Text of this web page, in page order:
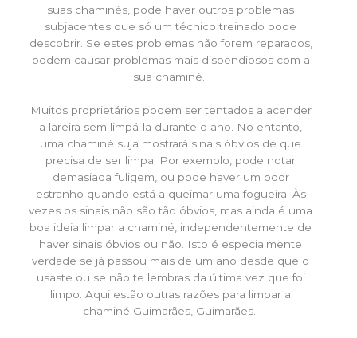
suas chaminés, pode haver outros problemas
subjacentes que só um técnico treinado pode
descobrir. Se estes problemas não forem reparados,
podem causar problemas mais dispendiosos com a
sua chaminé.
Muitos proprietários podem ser tentados a acender
a lareira sem limpá-la durante o ano. No entanto,
uma chaminé suja mostrará sinais óbvios de que
precisa de ser limpa. Por exemplo, pode notar
demasiada fuligem, ou pode haver um odor
estranho quando está a queimar uma fogueira. Às
vezes os sinais não são tão óbvios, mas ainda é uma
boa ideia limpar a chaminé, independentemente de
haver sinais óbvios ou não. Isto é especialmente
verdade se já passou mais de um ano desde que o
usaste ou se não te lembras da última vez que foi
limpo. Aqui estão outras razões para limpar a
chaminé Guimarães, Guimarães.